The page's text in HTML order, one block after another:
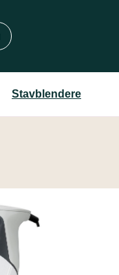
Stavblendere